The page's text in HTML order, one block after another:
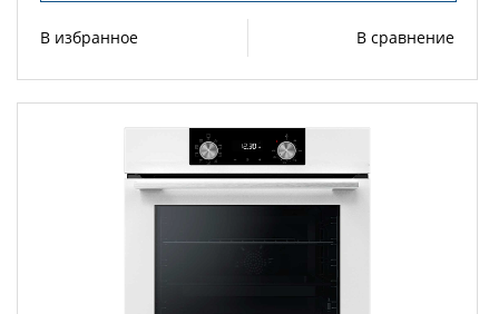
В избранное В сравнение